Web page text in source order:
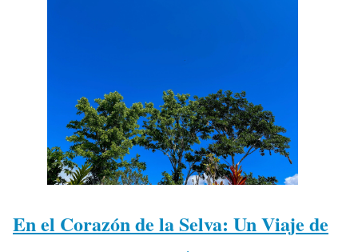
En el Corazón de la Selva: Un Viaje de